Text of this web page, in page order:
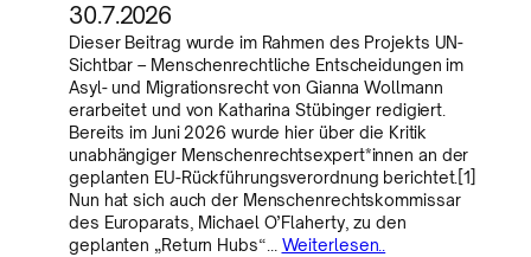
30.7.2026
Dieser Beitrag wurde im Rahmen des Projekts UN-
Sichtbar – Menschenrechtliche Entscheidungen im
Asyl- und Migrationsrecht von Gianna Wollmann
erarbeitet und von Katharina Stübinger redigiert.
Bereits im Juni 2026 wurde hier über die Kritik
unabhängiger Menschenrechtsexpert*innen an der
geplanten EU-Rückführungsverordnung berichtet.[1]
Nun hat sich auch der Menschenrechtskommissar
des Europarats, Michael O’Flaherty, zu den
geplanten „Return Hubs“… Weiterlesen..